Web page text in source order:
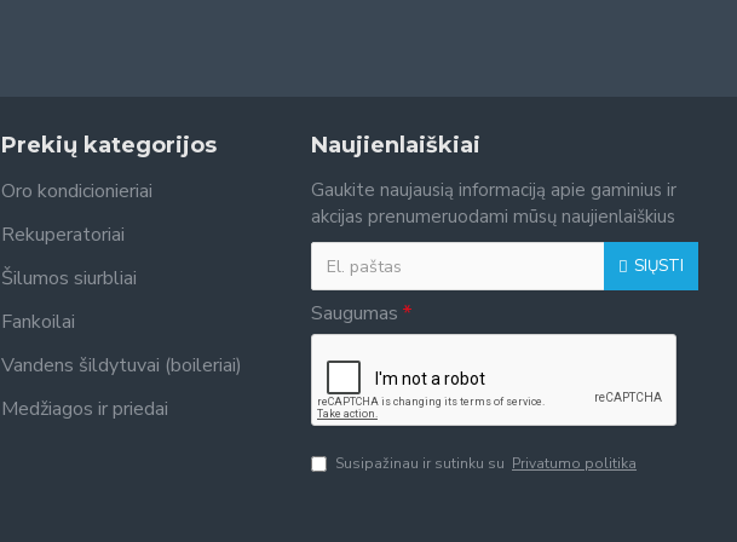
Prekių kategorijos
Oro kondicionieriai
Rekuperatoriai
Šilumos siurbliai
Fankoilai
Vandens šildytuvai (boileriai)
Medžiagos ir priedai
Naujienlaiškiai
Gaukite naujausią informaciją apie gaminius ir
akcijas prenumeruodami mūsų naujienlaiškius
SIŲSTI
Saugumas
Susipažinau ir sutinku su Privatumo politika